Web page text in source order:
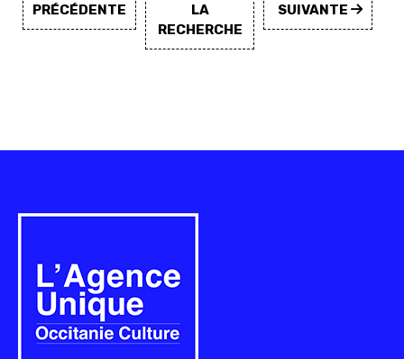
PRÉCÉDENTE
LA
RECHERCHE
SUIVANTE